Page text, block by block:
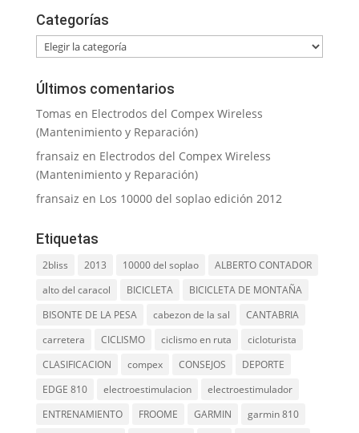
Categorías
Categorías
Últimos comentarios
Tomas en Electrodos del Compex Wireless
(Mantenimiento y Reparación)
fransaiz en Electrodos del Compex Wireless
(Mantenimiento y Reparación)
fransaiz en Los 10000 del soplao edición 2012
Etiquetas
2bliss 2013 10000 del soplao
ALBERTO CONTADOR
alto del caracol
BICICLETA
BICICLETA DE MONTAÑA
BISONTE DE LA PESA
cabezon de la sal
CANTABRIA
carretera
CICLISMO ciclismo en ruta
cicloturista
CLASIFICACION
compex CONSEJOS
DEPORTE
EDGE 810
electroestimulacion
electroestimulador
ENTRENAMIENTO
FROOME GARMIN
garmin 810